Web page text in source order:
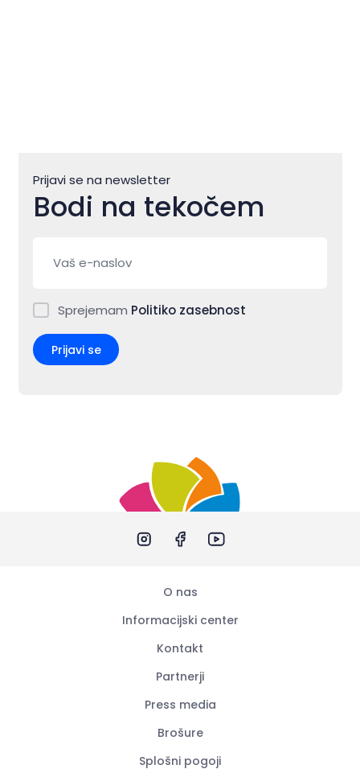
Prijavi se na newsletter
Bodi na tekočem
Sprejemam Politiko zasebnost
Prijavi se
O nas
Informacijski center
Kontakt
Partnerji
Press media
Brošure
Splošni pogoji